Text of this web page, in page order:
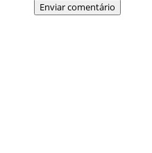
Enviar comentário